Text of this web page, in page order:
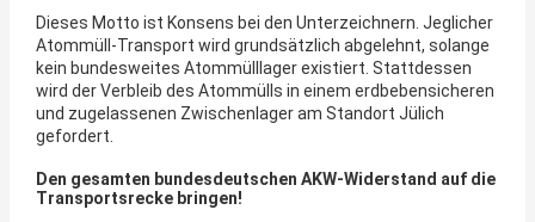
Dieses Motto ist Konsens bei den Unterzeichnern. Jeglicher
Atommüll-Transport wird grundsätzlich abgelehnt, solange
kein bundesweites Atommülllager existiert. Stattdessen
wird der Verbleib des Atommülls in einem erdbebensicheren
und zugelassenen Zwischenlager am Standort Jülich
gefordert.
Den gesamten bundesdeutschen AKW-Widerstand auf die
Transportsrecke bringen!